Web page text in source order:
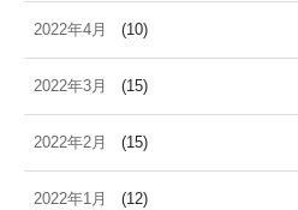
2022年4月 (10)
2022年3月 (15)
2022年2月 (15)
2022年1月 (12)